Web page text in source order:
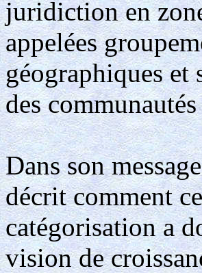
juridiction en
appelées
géographiques et
des
Dans son
décrit comment
catégorisation a
vision de